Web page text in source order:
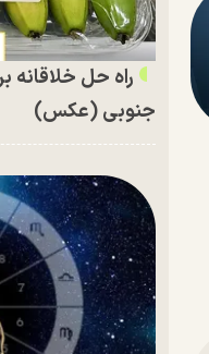
راه حل خلاقانه
جنوبی (عکس)